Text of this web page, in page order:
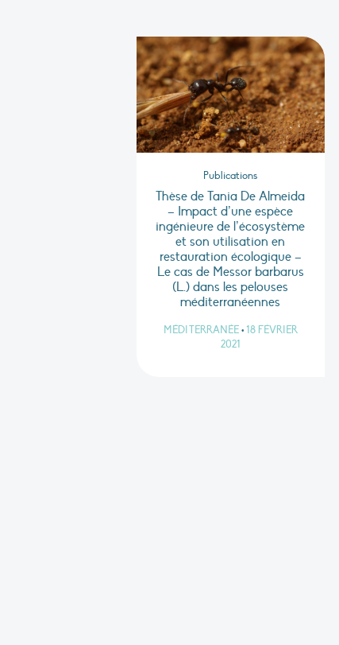
Publications
Thèse de Tania De Almeida
– Impact d’une espèce
ingénieure de l’écosystème
et son utilisation en
restauration écologique –
Le cas de Messor barbarus
(L.) dans les pelouses
méditerranéennes
MÉDITERRANÉE•18 FÉVRIER
2021